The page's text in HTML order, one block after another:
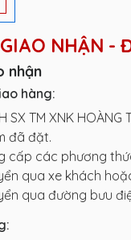
NHẬN -
nhận
hàng:
SX TM XNK
đã đặt.
cấp các phương
qua xe khách
qua đường bưu